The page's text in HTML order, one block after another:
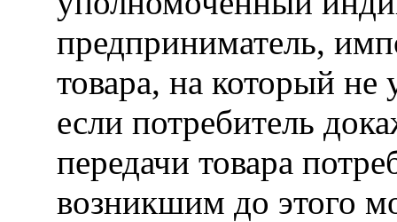
предприниматель,
товара, на который не
если потребитель
передачи товара
возникшим до этого